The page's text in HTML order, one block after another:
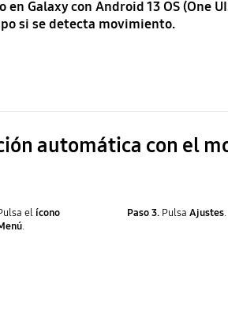
Galaxy con Android 13 OS
si se detecta movimiento.
automática con el
el ícono
.
Paso 3.Pulsa Ajustes.